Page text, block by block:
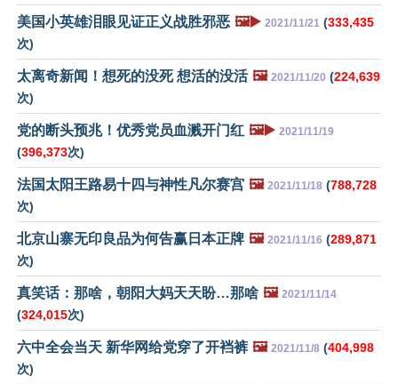
美国小英雄泪眼见证正义战胜邪恶 🖼️▶️ 2021/11/21 (333,435
次)
太离奇新闻！想死的没死 想活的没活 🖼️ 2021/11/20 (224,639
次)
党的断头预兆！优秀党员血溅开门红 🖼️▶️ 2021/11/19
(396,373次)
法国太阳王路易十四与神性凡尔赛宫 🖼️ 2021/11/18 (788,728
次)
北京山寨无印良品为何告赢日本正牌 🖼️ 2021/11/16 (289,871
次)
真笑话：那啥，朝阳大妈天天盼…那啥 🖼️ 2021/11/14
(324,015次)
六中全会当天 新华网给党穿了开裆裤 🖼️ 2021/11/8 (404,998
次)